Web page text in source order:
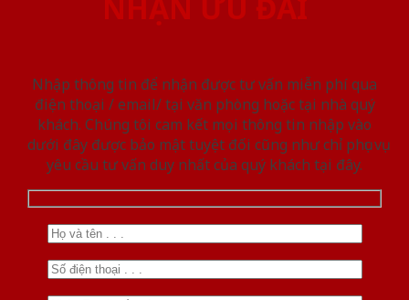
Nhập thông tin để nhận được tư vấn miễn phí qua
điện thoại / email/ tại văn phòng hoặc tại nhà quý
khách. Chúng tôi cam kết mọi thông tin nhập vào
dưới đây được bảo mật tuyệt đối cũng như chỉ phục vụ
yêu cầu tư vấn duy nhất của quý khách tại đây.